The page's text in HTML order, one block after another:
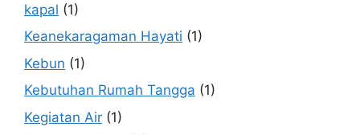
kapal (1)
Keanekaragaman Hayati (1)
Kebun (1)
Kebutuhan Rumah Tangga (1)
Kegiatan Air (1)